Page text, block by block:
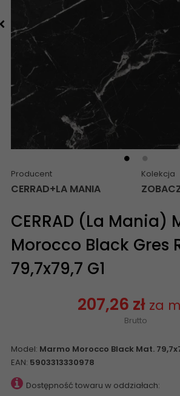
Producent
CERRAD+LA MANIA
Kolekcja
CERRAD (La Mania)
Morocco Black Gres
79,7x79,7 G1
207,26 zł za m
Brutto
Model: Marmo Morocco Black Mat.
EAN: 5903313330978
Dostępność towaru w oddziałach: